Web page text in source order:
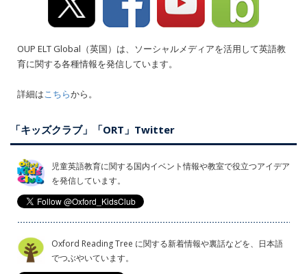
OUP ELT Global（英国）は、ソーシャルメディアを活用して英語教
育に関する各種情報を発信しています。
詳細は こちらから。
「キッズクラブ」「ORT」Twitter
児童英語教育に関する国内イベント情報や教室で役立つアイデア
を発信しています。
Oxford Reading Tree に関する新着情報や裏話などを、日本語
でつぶやいています。